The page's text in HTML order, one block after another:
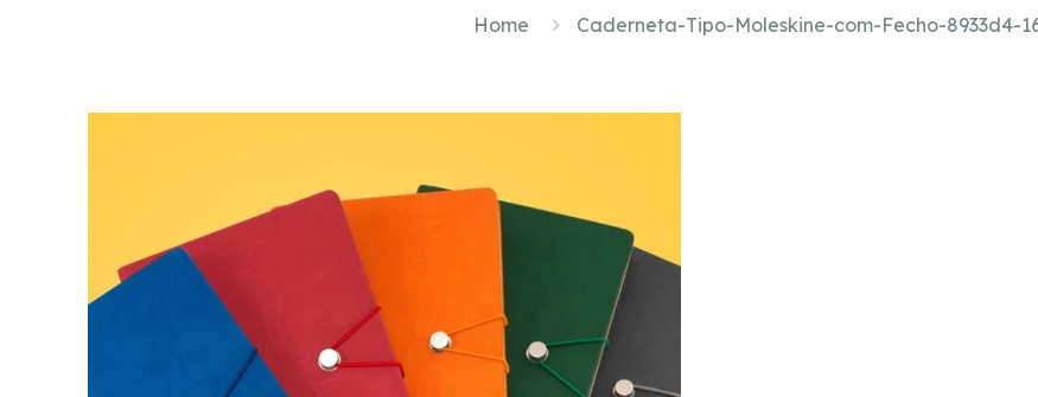
Home Caderneta-Tipo-Moleskine-com-Fecho-8933d4-